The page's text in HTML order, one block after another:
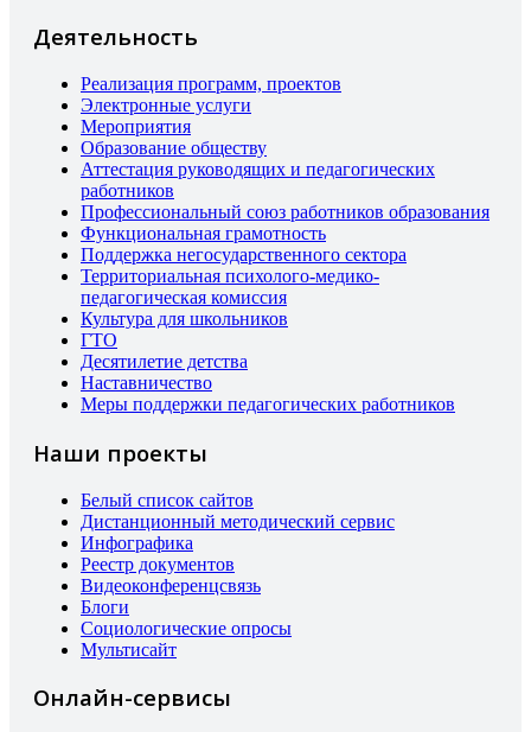
Деятельность
Реализация программ, проектов
Электронные услуги
Мероприятия
Образование обществу
Аттестация руководящих и педагогических
работников
Профессиональный союз работников образования
Функциональная грамотность
Поддержка негосударственного сектора
Территориальная психолого-медико-
педагогическая комиссия
Культура для школьников
ГТО
Десятилетие детства
Наставничество
Меры поддержки педагогических работников
Наши проекты
Белый список сайтов
Дистанционный методический сервис
Инфографика
Реестр документов
Видеоконференцсвязь
Блоги
Социологические опросы
Мультисайт
Онлайн-сервисы